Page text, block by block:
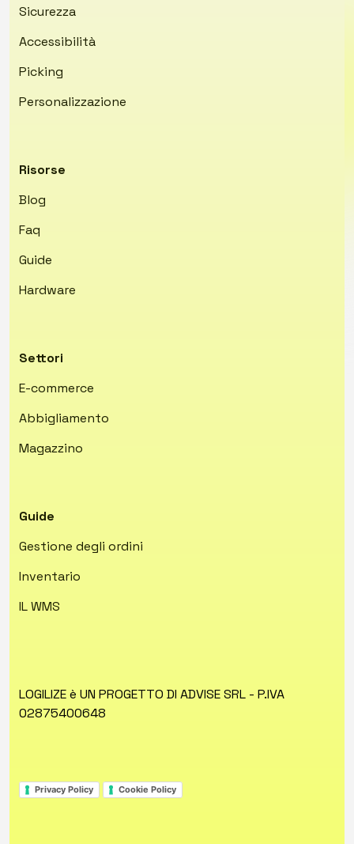
Sicurezza
Accessibilità
Picking
Personalizzazione
Risorse
Blog
Faq
Guide
Hardware
Settori
E-commerce
Abbigliamento
Magazzino
Guide
Gestione degli ordini
Inventario
IL WMS
LOGILIZE è UN PROGETTO DI ADVISE SRL - P.IVA
02875400648
Privacy Policy Cookie Policy